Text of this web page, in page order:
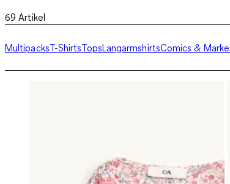
69 Artikel
MultipacksT-ShirtsTopsLangarmshirtsComics &